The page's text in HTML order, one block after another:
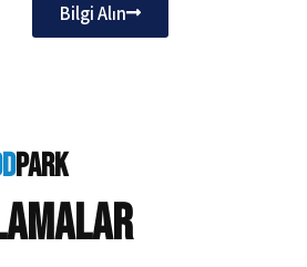
Bilgi Alın
park